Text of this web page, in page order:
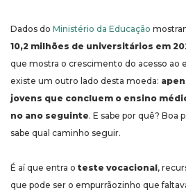
Dados do Ministério da Educação
10,2 milhões de universitários em
que mostra o crescimento do acesso ao
existe um outro lado desta moeda:
jovens que concluem o ensino
no ano seguinte. E sabe por quê? Boa
sabe qual caminho seguir.
É aí que entra o teste vocacional,
que pode ser o empurrãozinho que